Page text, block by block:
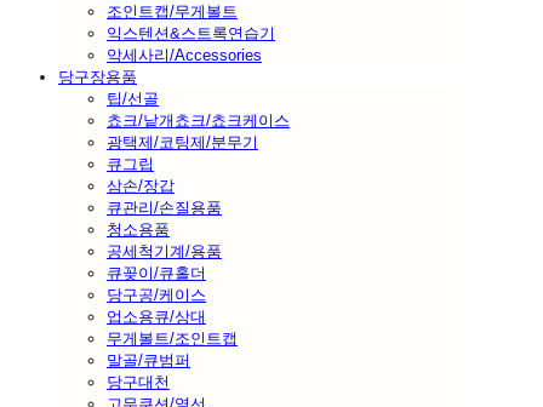
조인트캡/무게볼트
익스텐션&스트록연습기
악세사리/Accessories
당구장용품
팁/선골
쵸크/낱개쵸크/쵸크케이스
광택제/코팅제/분무기
큐그립
삼손/장갑
큐관리/손질용품
청소용품
공세척기계/용품
큐꽂이/큐홀더
당구공/케이스
업소용큐/상대
무게볼트/조인트캡
말골/큐범퍼
당구대천